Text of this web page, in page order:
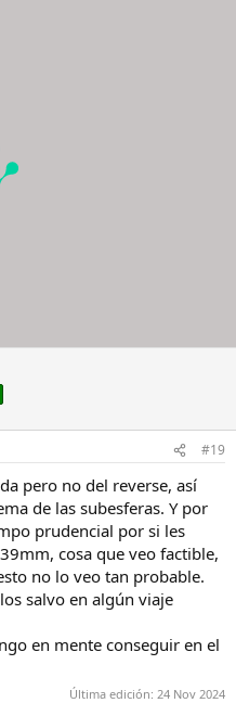
#19
pero no del reverse, así
de las subesferas. Y por
prudencial por si les
cosa que veo factible,
no lo veo tan probable.
salvo en algún viaje
en mente conseguir en el
Última edición: 24 Nov 2024